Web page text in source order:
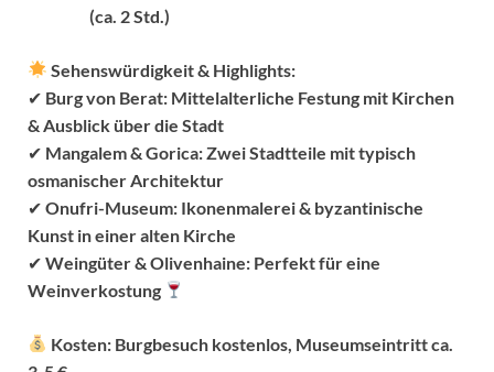
(ca. 2 Std.)
Sehenswürdigkeit & Highlights:
✔ Burg von Berat: Mittelalterliche Festung mit Kirchen
& Ausblick über die Stadt
✔ Mangalem & Gorica:Zwei Stadtteile mit typisch
osmanischer Architektur
✔ Onufri-Museum: Ikonenmalerei & byzantinische
Kunst in einer alten Kirche
✔ Weingüter & Olivenhaine: Perfekt für eine
Weinverkostung
Kosten: Burgbesuch kostenlos, Museumseintritt ca.